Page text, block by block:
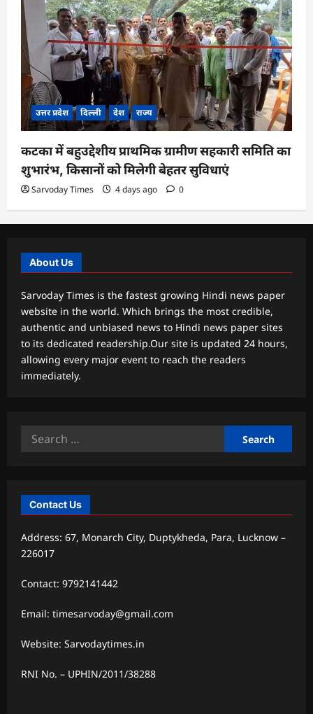
उत्तर प्रदेश दिल्ली देश राज्य
कटका में बहुउद्देशीय प्राथमिक ग्रामीण सहकारी समिति का
शुभारंभ, किसानों को मिलेगी बेहतर सुविधाएं
Sarvoday Times 4 days ago 0
About Us
Sarvoday Times is the fastest growing Hindi news paper
website in the world. Which brings the most credible,
authentic and unbiased news to Hindi news paper sites
to its dedicated readership.Our site is updated 24 hours,
allowing every major event to reach the readers
immediately.
Search
Contact Us
Address: 67, Monarch City, Duptykheda, Para, Lucknow –
226017
Contact: 9792141442
Email: timesarvoday@gmail.com
Website: Sarvodaytimes.in
RNI No. – UPHIN/2011/38288